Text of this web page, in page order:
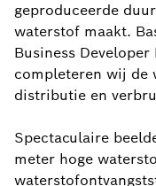
geproduceerde
waterstof maakt.
Business
completeren wij de
distributie en
Spectaculaire
meter hoge